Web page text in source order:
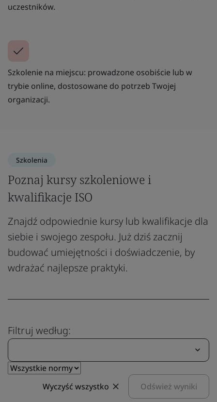
uczestników.
Szkolenie na miejscu: prowadzone osobiście lub w
trybie online, dostosowane do potrzeb Twojej
organizacji.
Szkolenia
Poznaj kursy szkoleniowe i
kwalifikacje ISO
Znajdź odpowiednie kursy lub kwalifikacje dla
siebie i swojego zespołu. Już dziś zacznij
budować umiejętności i doświadczenie, by
wdrażać najlepsze praktyki.
Filtruj według:
Wyczyść wszystko Odśwież wyniki